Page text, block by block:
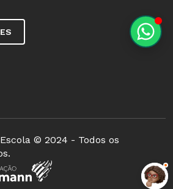
© 2024 - Todos os